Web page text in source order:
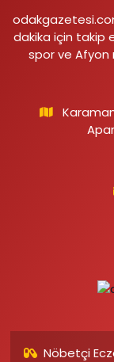
dakika için takip
spor ve Afyon
Nöbetçi